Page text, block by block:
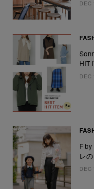
DEC
HIT
DEC
F
レの
DEC